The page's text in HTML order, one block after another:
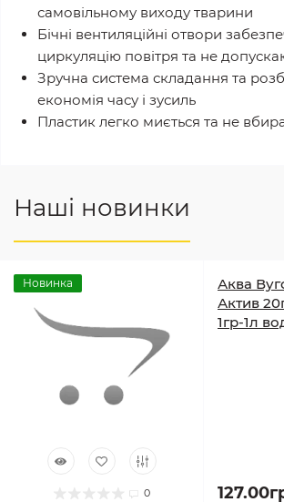
самовільному виходу тварини
Бічні вентиляційні отвори
циркуляцію повітря та не
Зручна система складання та
економія часу і зусиль
Пластик легко миється та не
Наші новинки
Новинка
0
Аква
Актив
1гр-1л